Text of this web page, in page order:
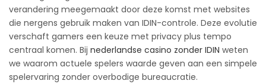
verandering meegemaakt door deze komst met websites
die nergens gebruik maken van IDIN-controle. Deze evolutie
verschaft gamers een keuze met privacy plus tempo
centraal komen. Bij nederlandse casino zonder IDIN weten
we waarom actuele spelers waarde geven aan een simpele
spelervaring zonder overbodige bureaucratie.